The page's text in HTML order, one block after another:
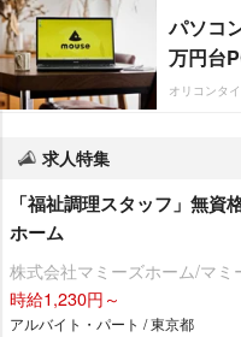
パソコ
万円台
オリコンタ
求人特集
「福祉調理スタッフ」無
ホーム
株式会社マミーズホーム/マミ
時給1,230円～
アルバイト・パート / 東京都